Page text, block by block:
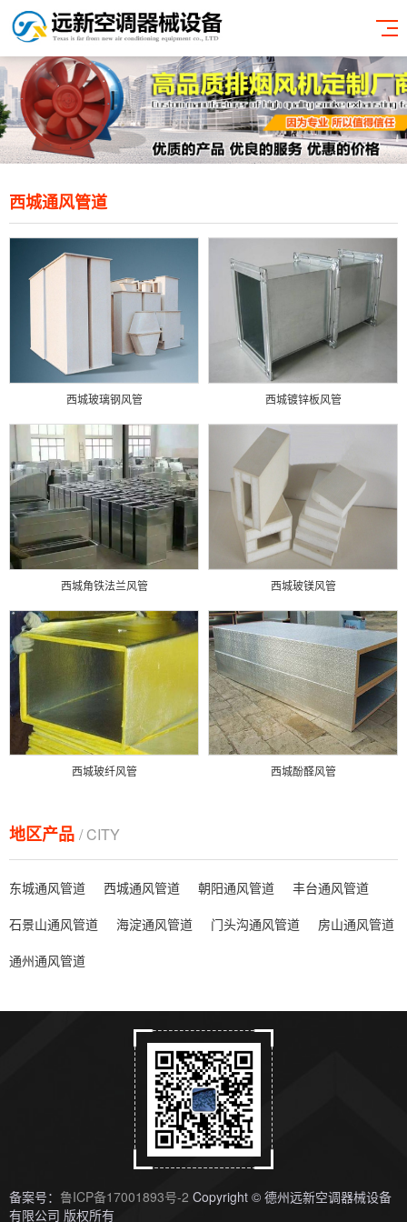
西城通风管道
西城玻璃钢风管 西城镀锌板风管
西城角铁法兰风管 西城玻镁风管
西城玻纤风管 西城酚醛风管
地区产品 / CITY
东城通风管道 西城通风管道 朝阳通风管道
丰台通风管道
石景山通风管道
海淀通风管道 门头沟通风管道
房山通风管道
通州通风管道
备案号： 鲁ICP备17001893号-2 Copyright © 德州远新空调器械设备
有限公司 版权所有